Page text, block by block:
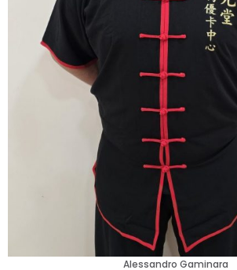
Alessandro Gaminara